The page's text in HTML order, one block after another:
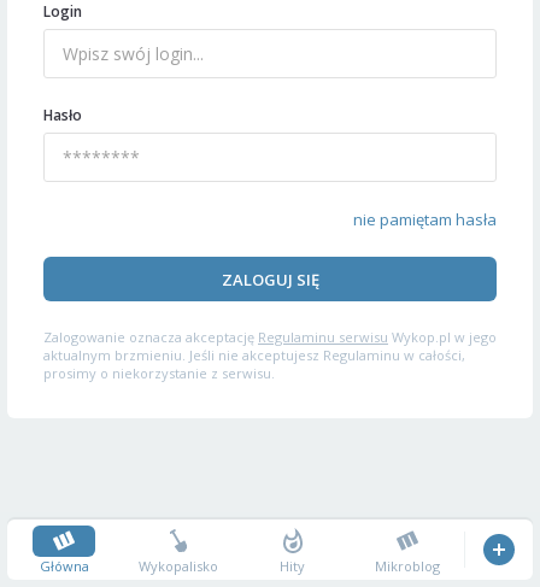
Login
Hasło
nie pamiętam hasła
ZALOGUJ SIĘ
Zalogowanie oznacza akceptację Regulaminu serwisu Wykop.pl w jego
aktualnym brzmieniu. Jeśli nie akceptujesz Regulaminu w całości,
prosimy o niekorzystanie z serwisu.
Główna Wykopalisko Hity Mikroblog